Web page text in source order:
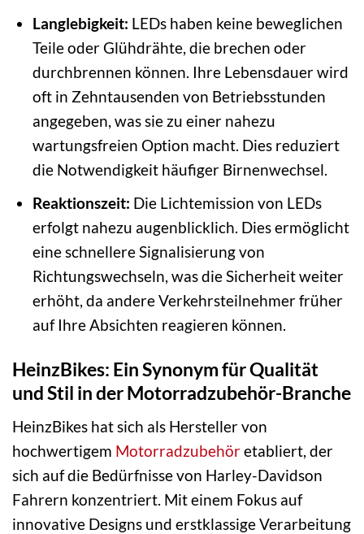
Langlebigkeit: LEDs haben keine beweglichen
Teile oder Glühdrähte, die brechen oder
durchbrennen können. Ihre Lebensdauer wird
oft in Zehntausenden von Betriebsstunden
angegeben, was sie zu einer nahezu
wartungsfreien Option macht. Dies reduziert
die Notwendigkeit häufiger Birnenwechsel.
Reaktionszeit: Die Lichtemission von LEDs
erfolgt nahezu augenblicklich. Dies ermöglicht
eine schnellere Signalisierung von
Richtungswechseln, was die Sicherheit weiter
erhöht, da andere Verkehrsteilnehmer früher
auf Ihre Absichten reagieren können.
HeinzBikes: Ein Synonym für Qualität
und Stil in der Motorradzubehör-Branche
HeinzBikes hat sich als Hersteller von
hochwertigem Motorradzubehöretabliert, der
sich auf die Bedürfnisse von Harley-Davidson
Fahrern konzentriert. Mit einem Fokus auf
innovative Designs und erstklassige Verarbeitung